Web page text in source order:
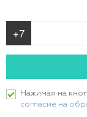
Нажимая на
согласие на